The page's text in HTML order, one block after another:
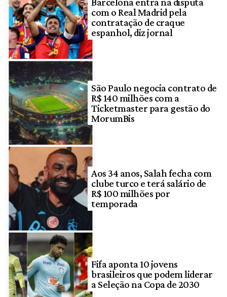
com o Real Madrid pela
contratação de craque
espanhol, diz jornal
São Paulo negocia contrato de
R$ 140 milhões com a
Ticketmaster para gestão do
MorumBis
Aos 34 anos, Salah fecha com
clube turco e terá salário de
R$ 100 milhões por
temporada
Fifa aponta 10 jovens
brasileiros que podem liderar
a Seleção na Copa de 2030